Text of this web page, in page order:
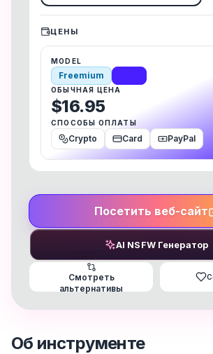
ЦЕНЫ
MODEL
Freemium
ОБЫЧНАЯ ЦЕНА
$16.95
СПОСОБЫ ОПЛАТЫ
Crypto Card PayPal
Посетить веб-сайт
AI NSFW Генератор
Смотреть
альтернативы
Об инструменте